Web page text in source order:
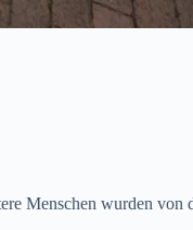
Menschen wurden von